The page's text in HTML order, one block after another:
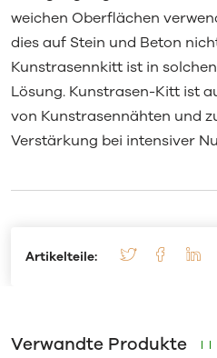
weichen Oberflächen
dies auf Stein und Beton
Kunstrasennkitt ist in
Lösung. Kunstrasen-Kitt ist
von Kunstrasennähten und
Verstärkung bei intensiver
Artikelteile:
Verwandte Produkte